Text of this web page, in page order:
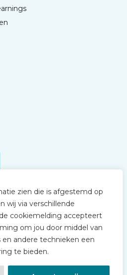
zien die is afgestemd op
wij via verschillende
cookiemelding accepteert
om jou door middel van
andere technieken een
te bieden.